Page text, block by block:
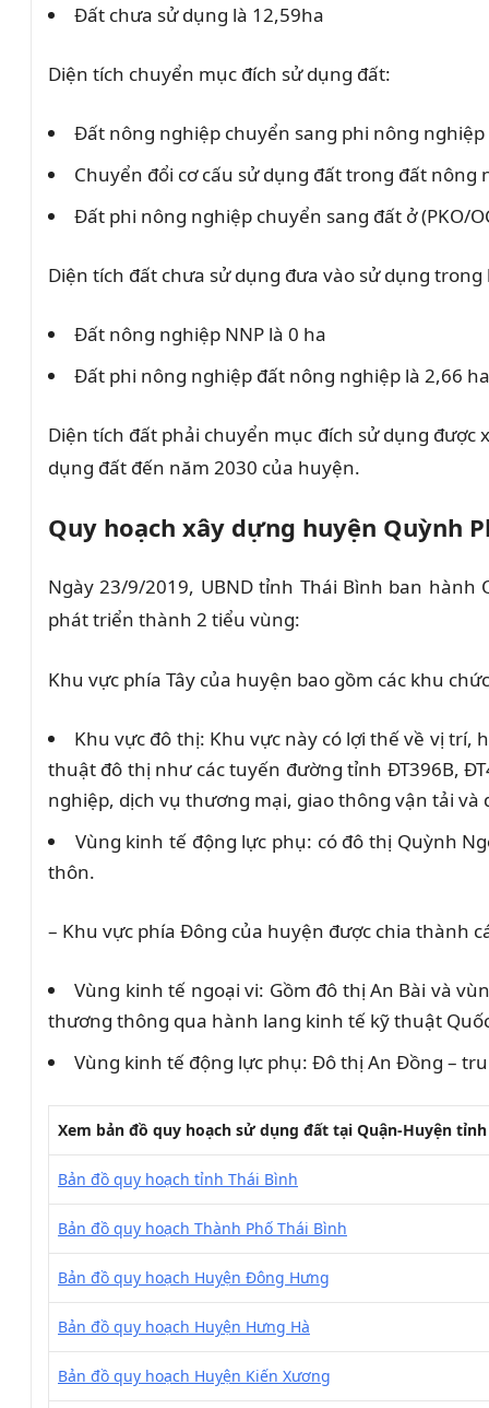
Đất chưa sử dụng là 12,59ha
Diện tích chuyển mục đích sử dụng đất:
Đất nông nghiệp chuyển sang phi nông nghiệp
Chuyển đổi cơ cấu sử dụng đất trong đất nông
Đất phi nông nghiệp chuyển sang đất ở (PKO/
Diện tích đất chưa sử dụng đưa vào sử dụng trong
Đất nông nghiệp NNP là 0 ha
Đất phi nông nghiệp đất nông nghiệp là 2,66 ha
Diện tích đất phải chuyển mục đích sử dụng
dụng đất đến năm 2030 của huyện.
Quy hoạch xây dựng huyện Quỳnh
Ngày 23/9/2019, UBND tỉnh Thái Bình ban
phát triển thành 2 tiểu vùng:
Khu vực phía Tây của huyện bao gồm các khu
Khu vực đô thị: Khu vực này có lợi thế về vị
thuật đô thị như các tuyến đường tỉnh ĐT396B,
nghiệp, dịch vụ thương mại, giao thông vận tải và
Vùng kinh tế động lực phụ: có đô thị Quỳnh
thôn.
– Khu vực phía Đông của huyện được chia thành
Vùng kinh tế ngoại vi: Gồm đô thị An Bài và
thương thông qua hành lang kinh tế kỹ thuật
Vùng kinh tế động lực phụ: Đô thị An Đồng –
Xem bản đồ quy hoạch sử dụng đất tại Quận-Huyện
Bản đồ quy hoạch tỉnh Thái Bình
Bản đồ quy hoạch Thành Phố Thái Bình
Bản đồ quy hoạch Huyện Đông Hưng
Bản đồ quy hoạch Huyện Hưng Hà
Bản đồ quy hoạch Huyện Kiến Xương